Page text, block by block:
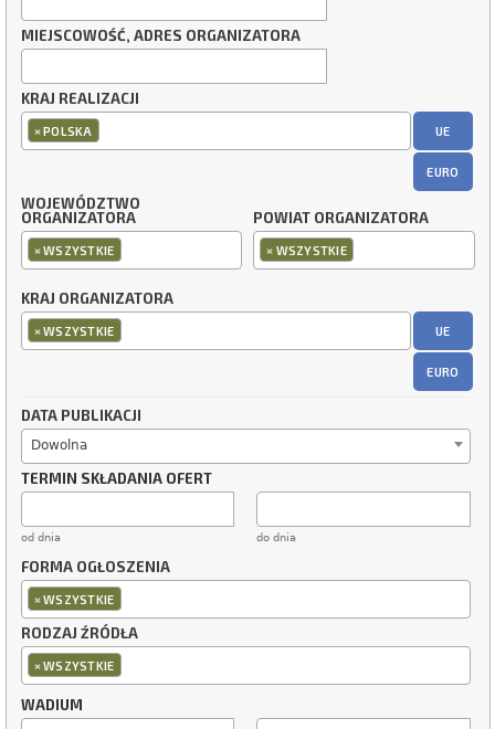
MIEJSCOWOŚĆ, ADRES ORGANIZATORA
KRAJ REALIZACJI
×POLSKA UE
EURO
WOJEWÓDZTWO
ORGANIZATORA
×WSZYSTKIE
POWIAT ORGANIZATORA
× WSZYSTKIE
KRAJ ORGANIZATORA
×WSZYSTKIE UE
EURO
DATA PUBLIKACJI
Dowolna
TERMIN SKŁADANIA OFERT
od dnia do dnia
FORMA OGŁOSZENIA
×WSZYSTKIE
RODZAJ ŹRÓDŁA
×WSZYSTKIE
WADIUM